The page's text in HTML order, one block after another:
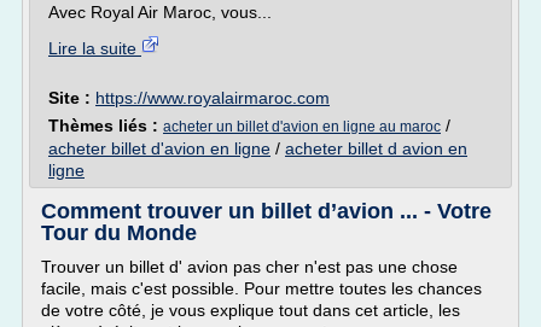
Avec Royal Air Maroc, vous...
Lire la suite
Site : https://www.royalairmaroc.com
Thèmes liés : acheter un billet d'avion en ligne au maroc /
acheter billet d'avion en ligne / acheter billet d avion en
ligne
Comment trouver un billet d’avion ... - Votre
Tour du Monde
Trouver un billet d' avion pas cher n'est pas une chose
facile, mais c'est possible. Pour mettre toutes les chances
de votre côté, je vous explique tout dans cet article, les